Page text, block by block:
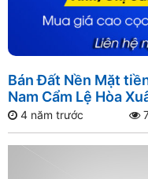
Bán Đất Nền Mặt
Nam Cẩm Lệ Hòa
4 năm trước